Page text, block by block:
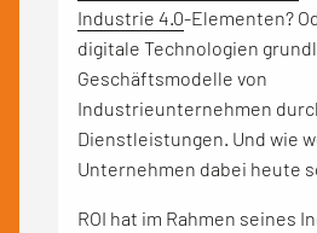
Industrie 4.0-Elementen?
digitale Technologien
Geschäftsmodelle von
Industrieunternehmen
Dienstleistungen. Und wie
Unternehmen dabei heute
ROI hat im Rahmen seines